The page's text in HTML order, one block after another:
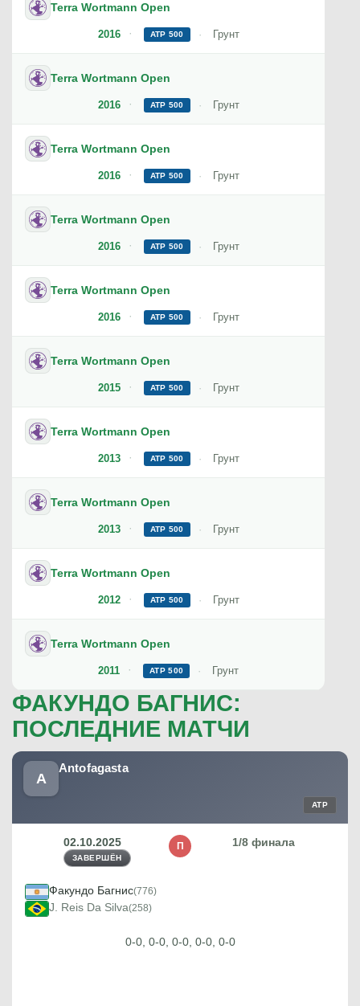
2016
Terra Wortmann Open
ATP 500 Грунт
2016
Terra Wortmann Open
ATP 500 Грунт
2016
Terra Wortmann Open
ATP 500 Грунт
2016
Terra Wortmann Open
ATP 500 Грунт
2016
Terra Wortmann Open
ATP 500 Грунт
2015
Terra Wortmann Open
ATP 500 Грунт
2013
Terra Wortmann Open
ATP 500 Грунт
2013
Terra Wortmann Open
ATP 500 Грунт
2012
Terra Wortmann Open
ATP 500 Грунт
2011
Terra Wortmann Open
ATP 500 Грунт
ФАКУНДО БАГНИС:
ПОСЛЕДНИЕ МАТЧИ
A
Antofagasta
ATP
02.10.2025
ЗАВЕРШЁН
1/8 финала
П
Факундо Багнис(776)
J. Reis Da Silva(258)
0-0, 0-0, 0-0, 0-0, 0-0